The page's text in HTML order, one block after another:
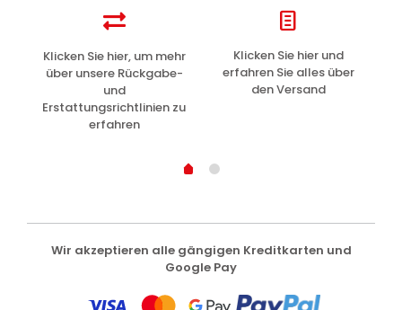
Gesichtswasser
Klicken Sie hier, um mehr
über unsere Rückgabe-
und
Erstattungsrichtlinien zu
erfahren
Klicken Sie hier und
erfahren Sie alles über
den Versand
Wir akzeptieren alle gängigen Kreditkarten und
Google Pay